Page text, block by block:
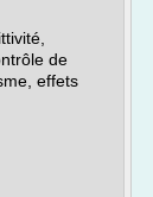
de
effets